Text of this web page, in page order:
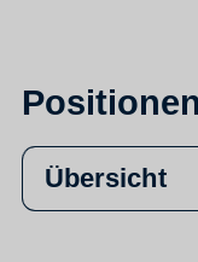
Übersicht